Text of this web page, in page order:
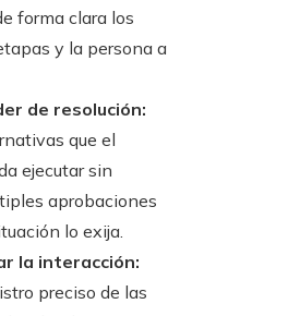
forma clara los
y la persona a
de resolución:
que el
ejecutar sin
aprobaciones
lo exija.
la interacción:
preciso de las